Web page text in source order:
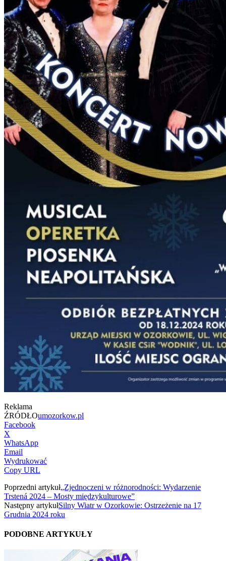
Reklama
ŹRÓDŁOumozorkow.pl
Facebook
X
WhatsApp
Email
Wydrukować
Copy URL
Poprzedni artykuł„Zjednoczeni w różnorodności: Wydarzenie
Trstená 2024 – Mosty międzykulturowe”
Następny artykułSilny Wiatr w Ozorkowie: Ostrzeżenie na 17
Grudnia 2024 roku
PODOBNE ARTYKUŁY